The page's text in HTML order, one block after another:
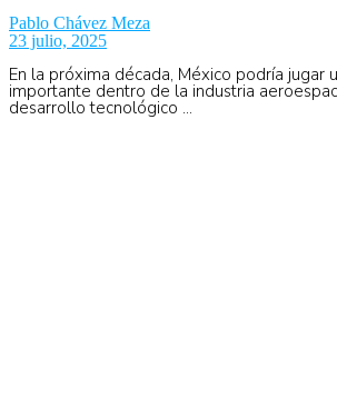
View All Result
Pablo Chávez Meza
23 julio, 2025
En la próxima década, México podría jugar
importante dentro de la industria
desarrollo tecnológico ...